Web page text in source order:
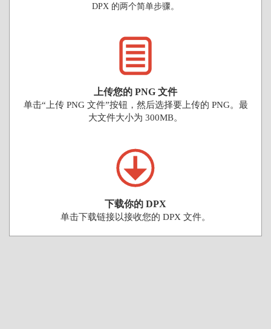
DPX 的两个简单步骤。
上传您的 PNG 文件
单击“上传 PNG 文件”按钮，然后选择要上传的 PNG。最
大文件大小为 300MB。
下载你的 DPX
单击下载链接以接收您的 DPX 文件。